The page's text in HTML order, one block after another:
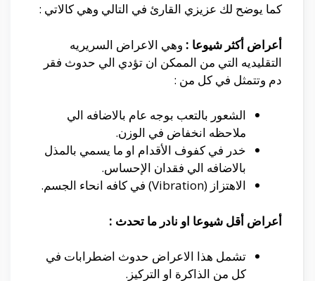
كما يوضح لك عزيزي القارئ في التالي وهي كالاتي :
أعراض أكثر شيوعا : وهي الاعراض السريريه
التقليديه التي من الممكن ان تؤدي الي حدوث فقر
دم وتتمثل في كل من :
الشعور بالتعب بوجه عام بالاضافه الي
ملاحظه انخفاض في الوزن.
خدر في كفوف الأقدام او ما يسمي بالمذل
بالاضافه الي فقدان الإحساس.
الاهتزاز (Vibration) في كافه انحاء الجسم.
أعراض أقل شيوعا او نادر ما تحدث :
تشمل هذا الاعراض حدوث اضطرابات في
كل من الذاكرة او التركيز.